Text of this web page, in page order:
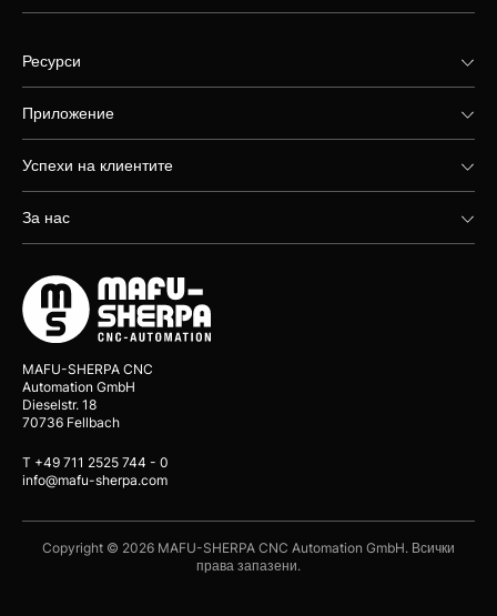
Ресурси
Приложение
Успехи на клиентите
За нас
MAFU-SHERPA CNC
Automation GmbH
Dieselstr. 18
70736 Fellbach
T +49 711 2525 744 - 0
info@mafu-sherpa.com
Copyright © 2026 MAFU-SHERPA CNC Automation GmbH. Всички
права запазени.